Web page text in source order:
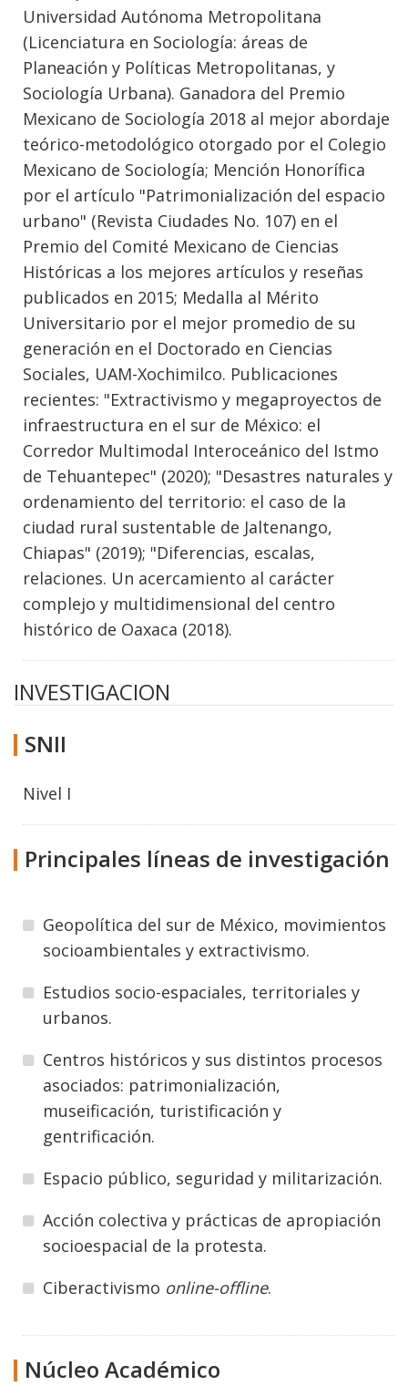
Universidad Autónoma Metropolitana
(Licenciatura en Sociología: áreas de
Planeación y Políticas Metropolitanas, y
Sociología Urbana). Ganadora del Premio
Mexicano de Sociología 2018 al mejor abordaje
teórico-metodológico otorgado por el Colegio
Mexicano de Sociología; Mención Honorífica
por el artículo "Patrimonialización del espacio
urbano" (Revista Ciudades No. 107) en el
Premio del Comité Mexicano de Ciencias
Históricas a los mejores artículos y reseñas
publicados en 2015; Medalla al Mérito
Universitario por el mejor promedio de su
generación en el Doctorado en Ciencias
Sociales, UAM-Xochimilco. Publicaciones
recientes: "Extractivismo y megaproyectos de
infraestructura en el sur de México: el
Corredor Multimodal Interoceánico del Istmo
de Tehuantepec" (2020); "Desastres naturales y
ordenamiento del territorio: el caso de la
ciudad rural sustentable de Jaltenango,
Chiapas" (2019); "Diferencias, escalas,
relaciones. Un acercamiento al carácter
complejo y multidimensional del centro
histórico de Oaxaca (2018).
INVESTIGACION
SNII
Nivel I
Principales líneas de investigación
Geopolítica del sur de México, movimientos
socioambientales y extractivismo.
Estudios socio-espaciales, territoriales y
urbanos.
Centros históricos y sus distintos procesos
asociados: patrimonialización,
museificación, turistificación y
gentrificación.
Espacio público, seguridad y militarización.
Acción colectiva y prácticas de apropiación
socioespacial de la protesta.
Ciberactivismo online-offline.
Núcleo Académico